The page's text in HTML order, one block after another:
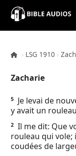
×
Contacts
About
› LSG 1910 ›
Zacharie
5
Je levai de
y avait un
2 Il me dit: Que
rouleau qui vole;
coudées de